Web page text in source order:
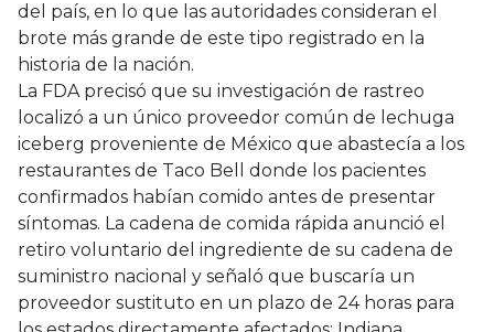
del país, en lo que las autoridades consideran el
brote más grande de este tipo registrado en la
historia de la nación.
La FDA precisó que su investigación de rastreo
localizó a un único proveedor común de lechuga
iceberg proveniente de México que abastecía a los
restaurantes de Taco Bell donde los pacientes
confirmados habían comido antes de presentar
síntomas. La cadena de comida rápida anunció el
retiro voluntario del ingrediente de su cadena de
suministro nacional y señaló que buscaría un
proveedor sustituto en un plazo de 24 horas para